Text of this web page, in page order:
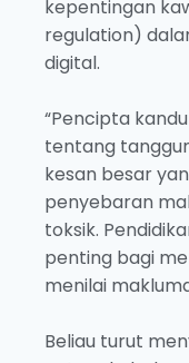
kepentingan
regulation)
digital.
“Pencipta
tentang
kesan besar
penyebaran
toksik.
penting bagi
menilai
Beliau turut